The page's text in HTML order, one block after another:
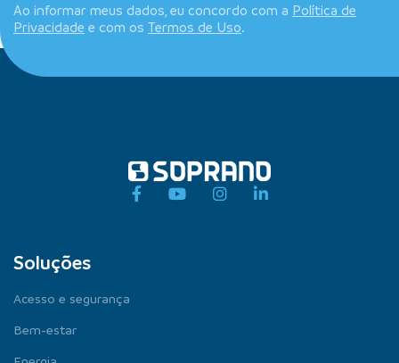
Ao informar meus dados, eu concordo com a Política de
Privacidade e com os Termos de Uso.
Soluções
Acesso e segurança
Bem-estar